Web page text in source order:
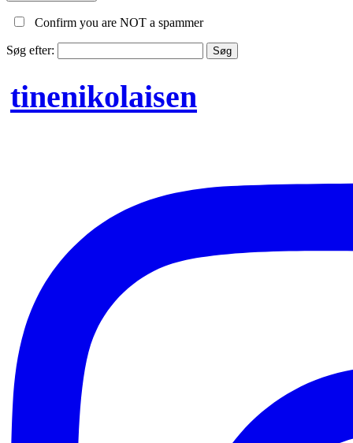
Confirm you are NOT a spammer
Søg efter:
tinenikolaisen